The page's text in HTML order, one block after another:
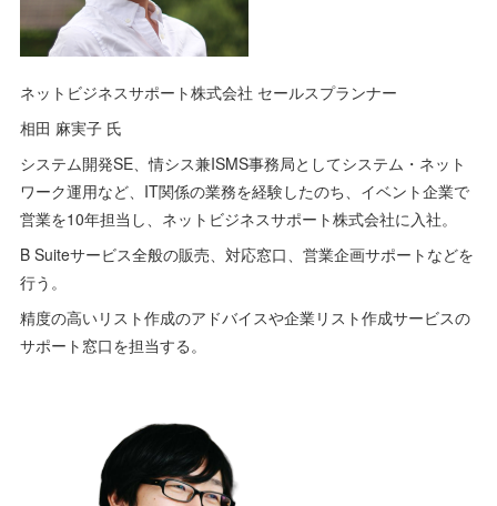
ネットビジネスサポート株式会社 セールスプランナー
相田 麻実子 氏
システム開発SE、情シス兼ISMS事務局としてシステム・ネット
ワーク運用など、IT関係の業務を経験したのち、イベント企業で
営業を10年担当し、ネットビジネスサポート株式会社に入社。
B Suiteサービス全般の販売、対応窓口、営業企画サポートなどを
行う。
精度の高いリスト作成のアドバイスや企業リスト作成サービスの
サポート窓口を担当する。